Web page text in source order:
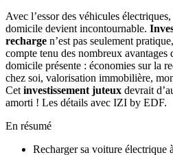
Avec l’essor des véhicules
domicile devient incontournable.
recharge n’est pas seulement
compte tenu des nombreux avantages
domicile présente : économies sur la
chez soi, valorisation immobilière,
Cet investissement juteux devrait
amorti ! Les détails avec IZI by EDF.
En résumé
Recharger sa voiture électrique